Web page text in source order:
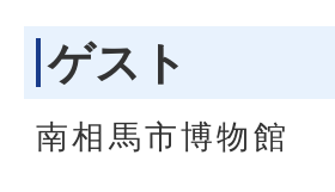
ゲスト
南相馬市博物館